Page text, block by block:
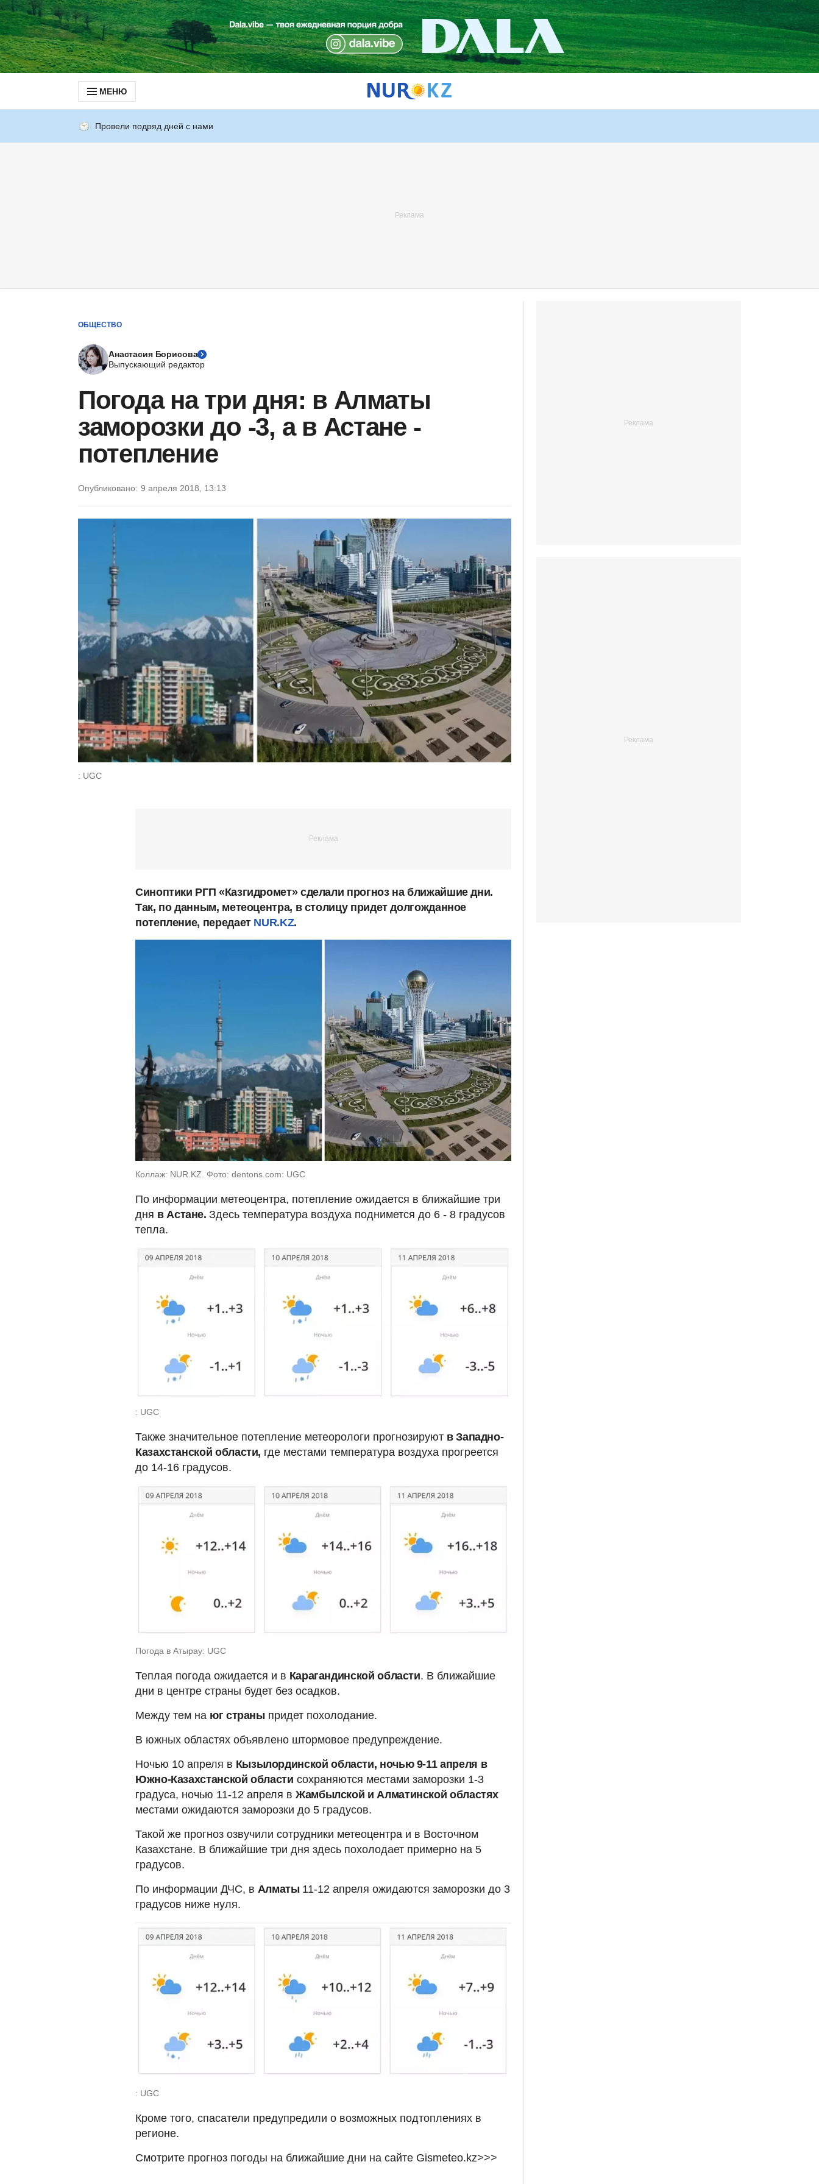
МЕНЮ
Провели подряд дней с нами
ОБЩЕСТВО
Анастасия Борисова
Выпускающий редактор
Погода на три дня: в Алматы
заморозки до -3, а в Астане -
потепление
Опубликовано: 9 апреля 2018, 13:13
: UGC
Синоптики РГП «Казгидромет» сделали прогноз на ближайшие дни.
Так, по данным, метеоцентра, в столицу придет долгожданное
потепление, передает NUR.KZ.
Коллаж: NUR.KZ. Фото: dentons.com: UGC
По информации метеоцентра, потепление ожидается в ближайшие три
дня в Астане.Здесь температура воздуха поднимется до 6 - 8 градусов
тепла.
: UGC
Также значительное потепление метеорологи прогнозируют в Западно-
Казахстанской области, где местами температура воздуха прогреется
до 14-16 градусов.
Погода в Атырау: UGC
Теплая погода ожидается и в Карагандинской области. В ближайшие
дни в центре страны будет без осадков.
Между тем на юг страныпридет похолодание.
В южных областях объявлено штормовое предупреждение.
Ночью 10 апреля в Кызылординской области, ночью 9-11 апреля в
Южно-Казахстанской области сохраняются местами заморозки 1-3
градуса, ночью 11-12 апреля в Жамбылской и Алматинской областях
местами ожидаются заморозки до 5 градусов.
Такой же прогноз озвучили сотрудники метеоцентра и в Восточном
Казахстане. В ближайшие три дня здесь похолодает примерно на 5
градусов.
По информации ДЧС, в Алматы11-12 апреля ожидаются заморозки до 3
градусов ниже нуля.
: UGC
Кроме того, спасатели предупредили о возможных подтоплениях в
регионе.
Смотрите прогноз погоды на ближайшие дни на сайте Gismeteo.kz>>>